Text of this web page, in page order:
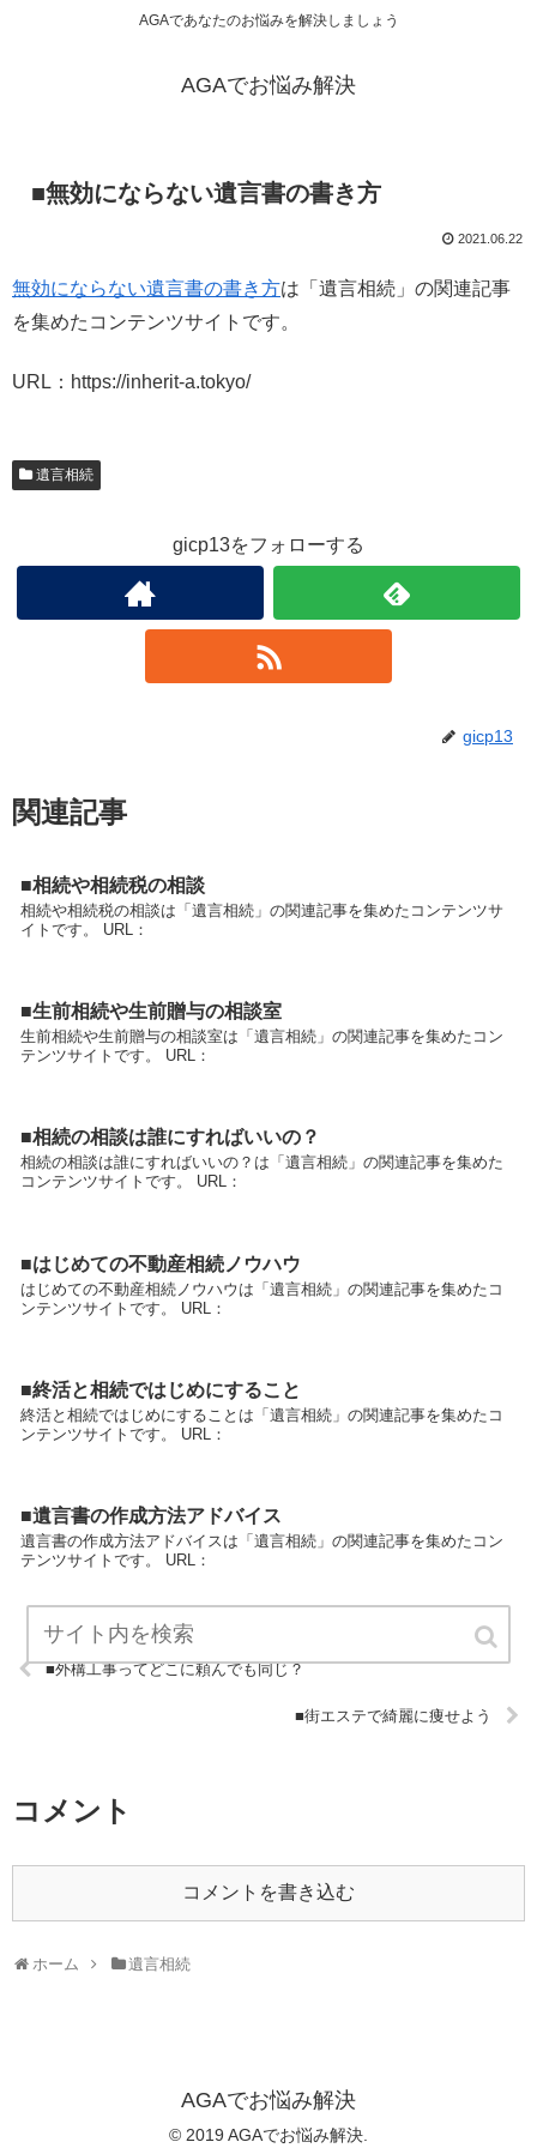
AGAであなたのお悩みを解決しましょう
AGAでお悩み解決
■無効にならない遺言書の書き方
2021.06.22
無効にならない遺言書の書き方は「遺言相続」の関連記事
を集めたコンテンツサイトです。
URL：https://inherit-a.tokyo/
遺言相続
gicp13をフォローする
gicp13
関連記事
■相続や相続税の相談
相続や相続税の相談は「遺言相続」の関連記事を集めたコンテンツサ
イトです。 URL：
■生前相続や生前贈与の相談室
生前相続や生前贈与の相談室は「遺言相続」の関連記事を集めたコン
テンツサイトです。 URL：
■相続の相談は誰にすればいいの？
相続の相談は誰にすればいいの？は「遺言相続」の関連記事を集めた
コンテンツサイトです。 URL：
■はじめての不動産相続ノウハウ
はじめての不動産相続ノウハウは「遺言相続」の関連記事を集めたコ
ンテンツサイトです。 URL：
■終活と相続ではじめにすること
終活と相続ではじめにすることは「遺言相続」の関連記事を集めたコ
ンテンツサイトです。 URL：
■遺言書の作成方法アドバイス
遺言書の作成方法アドバイスは「遺言相続」の関連記事を集めたコン
テンツサイトです。 URL：
■外構工事ってどこに頼んでも同じ？
■街エステで綺麗に痩せよう
コメント
コメントを書き込む
ホーム 遺言相続
AGAでお悩み解決
© 2019 AGAでお悩み解決.